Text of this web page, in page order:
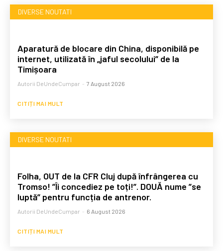
DIVERSE NOUTATI
Aparatură de blocare din China, disponibilă pe
internet, utilizată în „jaful secolului” de la
Timișoara
Autorii DeUndeCumpar - 7 August 2026
CITIȚI MAI MULT
DIVERSE NOUTATI
Folha, OUT de la CFR Cluj după înfrângerea cu
Tromso! ”Îi concediez pe toți!”. DOUĂ nume ”se
luptă” pentru funcția de antrenor.
Autorii DeUndeCumpar - 6 August 2026
CITIȚI MAI MULT